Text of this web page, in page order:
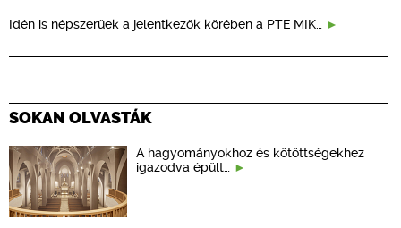
Idén is népszerűek a jelentkezők körében a PTE MIK…
SOKAN OLVASTÁK
A hagyományokhoz és kötöttségekhez
igazodva épült…